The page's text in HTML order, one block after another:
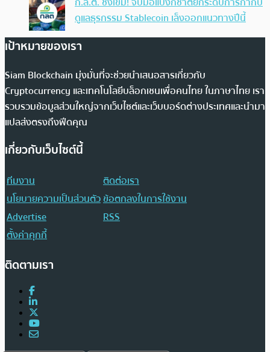
ดูแลธุรกรรม Stablecoin เล็งออกแนวทางปีนี้
เป้าหมายของเรา
Siam Blockchain มุ่งมั่นที่จะช่วยนำเสนอสารเกี่ยวกับ
Cryptocurrency และเทคโนโลยีบล็อกเชนเพื่อคนไทย ในภาษาไทย เรา
รวบรวมข้อมูลส่วนใหญ่จากเว็บไซต์และเว็บบอร์ดต่างประเทศและนำมา
แปลส่งตรงถึงฟีดคุณ
เกี่ยวกับเว็บไซต์นี้
ทีมงาน
ติดต่อเรา
นโยบายความเป็นส่วนตัวข้อตกลงในการใช้งาน
Advertise
RSS
ตั้งค่าคุกกี้
ติดตามเรา